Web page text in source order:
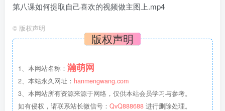
第八课如何提取自己喜欢的视频做主图上.mp4
© 版权声明
版权声明
1、本网站名称： 瀚萌网
2、本站永久网址： hanmengwang.com
3、本网站所有资源来源于网络，仅供本站会员学习与参考。
如有侵权，请联系站长微信号： QvQ888688 进行删除处理。